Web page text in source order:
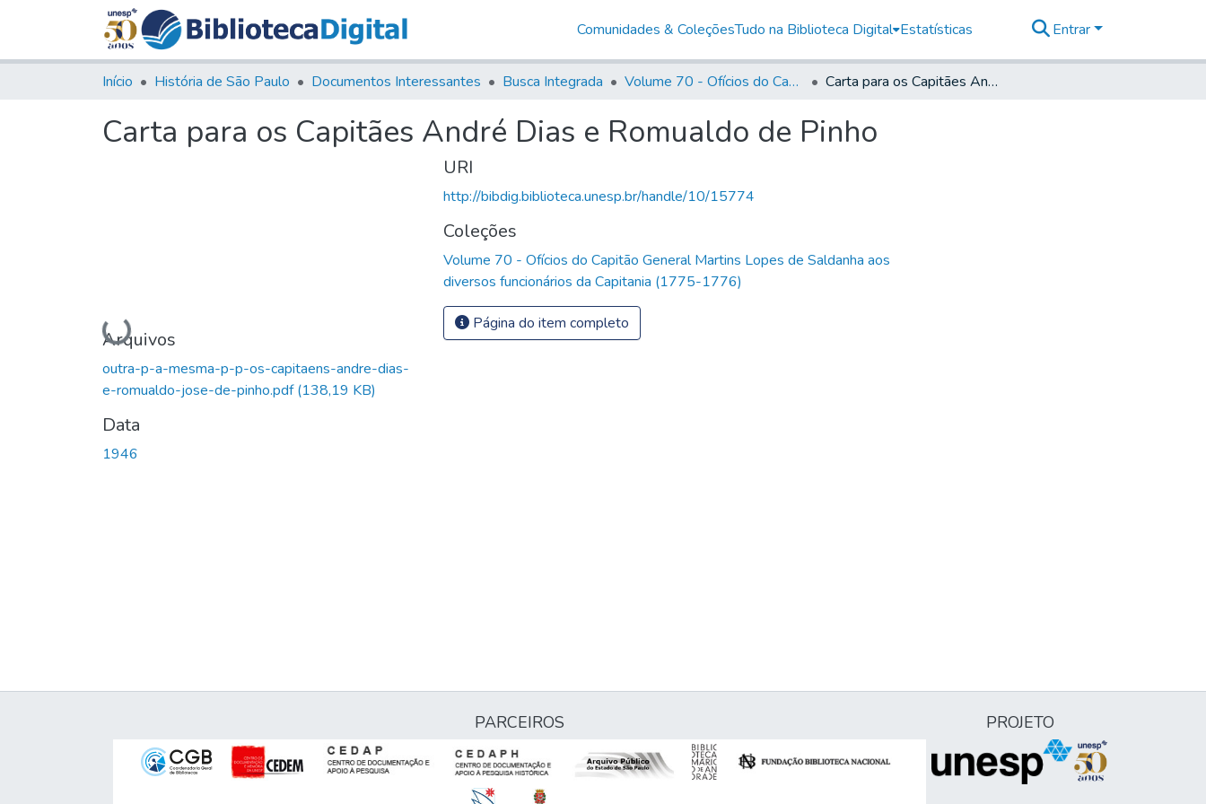
Comunidades & ColeçõesTudo na Biblioteca Digital Estatísticas Entrar
Início História de São Paulo Documentos Interessantes Busca Integrada Volume 70 - Ofícios do Capitão General Martins Lopes de Saldanha aos diversos funcionários da Capitania (1775-1776) Carta para os Capitães André Dias e Romualdo de Pinho
Carta para os Capitães André Dias e Romualdo de Pinho
Carregando...
Arquivos
outra-p-a-mesma-p-p-os-capitaens-andre-dias-
e-romualdo-jose-de-pinho.pdf(138,19 KB)
Data
1946
URI
http://bibdig.biblioteca.unesp.br/handle/10/15774
Coleções
Volume 70 - Ofícios do Capitão General Martins Lopes de Saldanha aos
diversos funcionários da Capitania (1775-1776)
Página do item completo
PARCEIROS PROJETO